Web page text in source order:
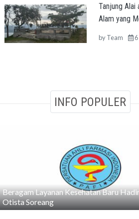
Tanjung Alai
Alam yang
byTeam 6
INFO POPULER
Beragam Layanan Kesehatan Baru
Otista Soreang